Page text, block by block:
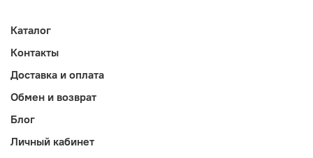
Каталог
Контакты
Доставка и оплата
Обмен и возврат
Блог
Личный кабинет